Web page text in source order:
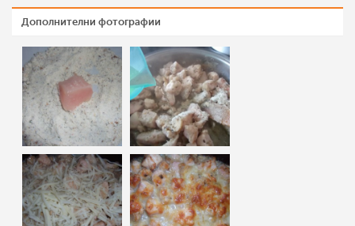
Дополнителни фотографии